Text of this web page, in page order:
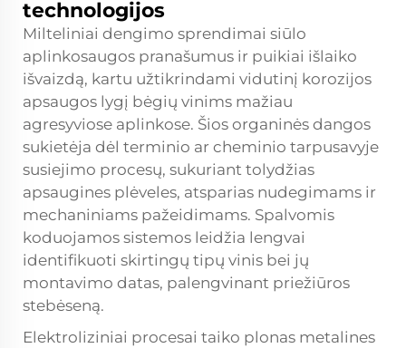
technologijos
Milteliniai dengimo sprendimai siūlo
aplinkosaugos pranašumus ir puikiai išlaiko
išvaizdą, kartu užtikrindami vidutinį korozijos
apsaugos lygį bėgių vinims mažiau
agresyviose aplinkose. Šios organinės dangos
sukietėja dėl terminio ar cheminio tarpusavyje
susiejimo procesų, sukuriant tolydžias
apsaugines plėveles, atsparias nudegimams ir
mechaniniams pažeidimams. Spalvomis
koduojamos sistemos leidžia lengvai
identifikuoti skirtingų tipų vinis bei jų
montavimo datas, palengvinant priežiūros
stebėseną.
Elektroliziniai procesai taiko plonas metalines